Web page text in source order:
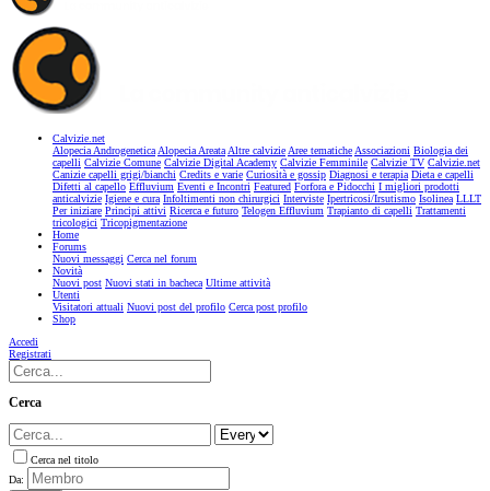
Calvizie.net
Alopecia AndrogeneticaAlopecia AreataAltre calvizieAree tematicheAssociazioni Biologia dei
capelli Calvizie Comune Calvizie Digital Academy Calvizie Femminile Calvizie TV Calvizie.net
Canizie capelli grigi/bianchi Credits e varie Curiosità e gossip Diagnosi e terapia Dieta e capelli
Difetti al capello Effluvium Eventi e Incontri Featured Forfora e Pidocchi I migliori prodotti
anticalvizie Igiene e cura Infoltimenti non chirurgici Interviste Ipertricosi/Irsutismo Isolinea LLLT
Per iniziare Principi attivi Ricerca e futuro Telogen Effluvium Trapianto di capelli Trattamenti
tricologici Tricopigmentazione
Home
Forums
Nuovi messaggi Cerca nel forum
Novità
Nuovi post Nuovi stati in bacheca Ultime attività
Utenti
Visitatori attuali Nuovi post del profilo Cerca post profilo
Shop
Accedi
Registrati
Cerca
Cerca nel titolo
Da: